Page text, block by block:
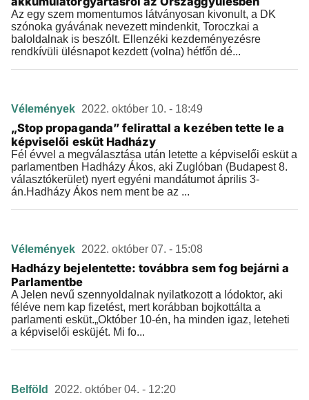
Az egy szem momentumos látványosan kivonult, a DK
szónoka gyávának nevezett mindenkit, Toroczkai a
baloldalnak is beszólt. Ellenzéki kezdeményezésre
rendkívüli ülésnapot kezdett (volna) hétfőn dé...
Vélemények 2022. október 10. - 18:49
„Stop propaganda” felirattal a kezében tette le a
képviselői esküt Hadházy
Fél évvel a megválasztása után letette a képviselői esküt a
parlamentben Hadházy Ákos, aki Zuglóban (Budapest 8.
választókerület) nyert egyéni mandátumot április 3-
án.Hadházy Ákos nem ment be az ...
Vélemények 2022. október 07. - 15:08
Hadházy bejelentette: továbbra sem fog bejárni a
Parlamentbe
A Jelen nevű szennyoldalnak nyilatkozott a lódoktor, aki
féléve nem kap fizetést, mert korábban bojkottálta a
parlamenti esküt.„Október 10-én, ha minden igaz, leteheti
a képviselői esküjét. Mi fo...
Belföld 2022. október 04. - 12:20